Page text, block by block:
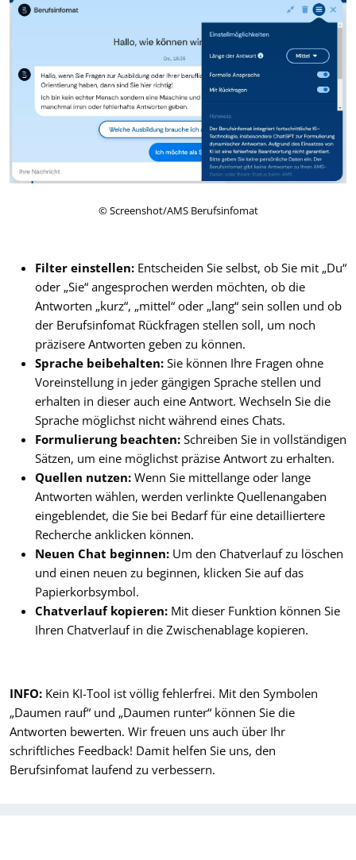
© Screenshot/AMS Berufsinfomat
Filter einstellen: Entscheiden Sie selbst, ob Sie mit „Du“
oder „Sie“ angesprochen werden möchten, ob die
Antworten „kurz“, „mittel“ oder „lang“ sein sollen und ob
der Berufsinfomat Rückfragen stellen soll, um noch
präzisere Antworten geben zu können.
Sprache beibehalten: Sie können Ihre Fragen ohne
Voreinstellung in jeder gängigen Sprache stellen und
erhalten in dieser auch eine Antwort. Wechseln Sie die
Sprache möglichst nicht während eines Chats.
Formulierung beachten: Schreiben Sie in vollständigen
Sätzen, um eine möglichst präzise Antwort zu erhalten.
Quellen nutzen: Wenn Sie mittellange oder lange
Antworten wählen, werden verlinkte Quellenangaben
eingeblendet, die Sie bei Bedarf für eine detailliertere
Recherche anklicken können.
Neuen Chat beginnen: Um den Chatverlauf zu löschen
und einen neuen zu beginnen, klicken Sie auf das
Papierkorbsymbol.
Chatverlauf kopieren: Mit dieser Funktion können Sie
Ihren Chatverlauf in die Zwischenablage kopieren.
INFO: Kein KI-Tool ist völlig fehlerfrei. Mit den Symbolen
„Daumen rauf“ und „Daumen runter“ können Sie die
Antworten bewerten. Wir freuen uns auch über Ihr
schriftliches Feedback! Damit helfen Sie uns, den
Berufsinfomat laufend zu verbessern.